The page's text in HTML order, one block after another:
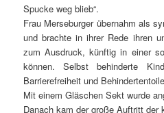
Spucke weg blieb“.
Frau Merseburger übernahm als
und brachte in ihrer Rede ihren
zum Ausdruck, künftig in einer
können. Selbst behinderte
Barrierefreiheit und
Mit einem Gläschen Sekt wurde
Danach kam der große Auftritt der